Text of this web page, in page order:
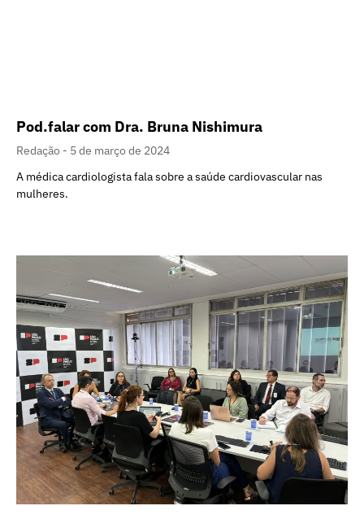
Pod.falar com Dra. Bruna Nishimura
Redação
5 de março de 2024
A médica cardiologista fala sobre a saúde cardiovascular nas
mulheres.